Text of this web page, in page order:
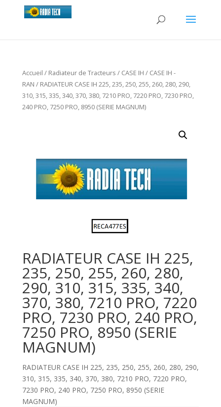
Accueil / Radiateur de Tracteurs / CASE IH / CASE IH -
RAN / RADIATEUR CASE IH 225, 235, 250, 255, 260, 280, 290,
310, 315, 335, 340, 370, 380, 7210 PRO, 7220 PRO, 7230 PRO,
240 PRO, 7250 PRO, 8950 (SERIE MAGNUM)
RADIATEUR CASE IH 225,
235, 250, 255, 260, 280,
290, 310, 315, 335, 340,
370, 380, 7210 PRO, 7220
PRO, 7230 PRO, 240 PRO,
7250 PRO, 8950 (SERIE
MAGNUM)
RADIATEUR CASE IH 225, 235, 250, 255, 260, 280, 290,
310, 315, 335, 340, 370, 380, 7210 PRO, 7220 PRO,
7230 PRO, 240 PRO, 7250 PRO, 8950 (SERIE
MAGNUM)